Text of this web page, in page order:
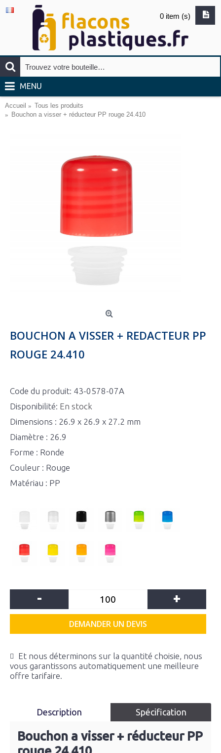
0 item (s)
MENU
Accueil
Tous les produits
Bouchon a visser + réducteur PP rouge 24.410
BOUCHON A VISSER + REDACTEUR PP
ROUGE 24.410
Code du produit: 43-0578-07A
Disponibilité: En stock
Dimensions : 26.9 x 26.9 x 27.2 mm
Diamètre : 26.9
Forme : Ronde
Couleur : Rouge
Matériau : PP
- +
DEMANDER UN DEVIS
Et nous déterminons sur la quantité choisie, nous
vous garantissons automatiquement une meilleure
offre tarifaire.
Description Spécification
Bouchon a visser + réducteur PP